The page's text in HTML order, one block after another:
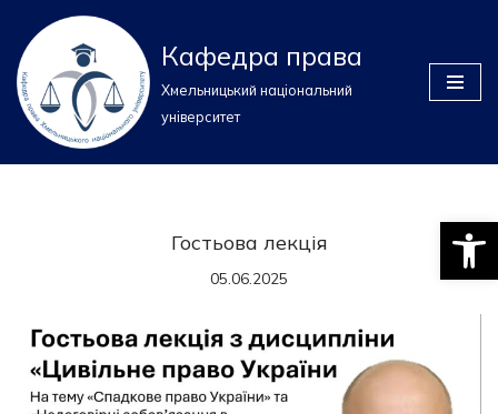
Перейти
до
вмісту
Кафедра права
Хмельницький національний
університет
Гостьова лекція
05.06.2025